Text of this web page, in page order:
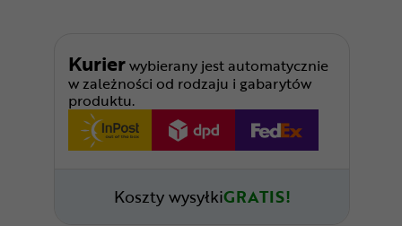
Kurierwybierany jest automatycznie
w zależności od rodzaju i gabarytów
produktu.
Koszty wysyłkiGRATIS!